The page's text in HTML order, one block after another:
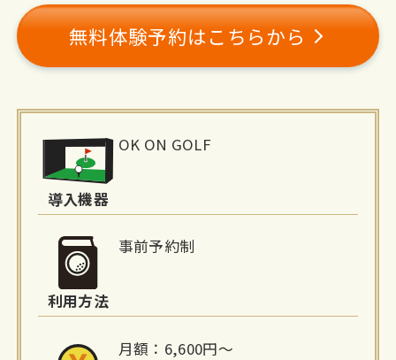
無料体験予約はこちらから
報
導入機器
OK ON GOLF
利用方法
事前予約制
月額：6,600円～